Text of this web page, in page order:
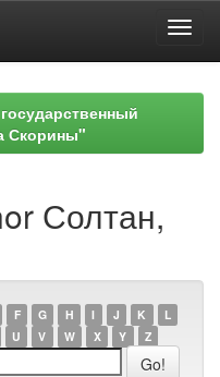
Скорины"
Солтан,
F G H I J K
L
U V W X Y Z